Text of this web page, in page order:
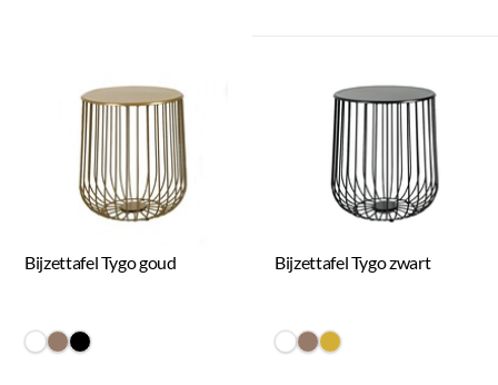
Bijzettafel Tygo goud
#FFFFFF
#967b6a
#000000
Bijzettafel Tygo zwart
#FFFFFF
#967b6a
#D4AF37